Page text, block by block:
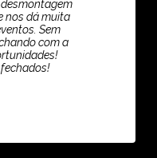
nos dá muita
Sem
com a